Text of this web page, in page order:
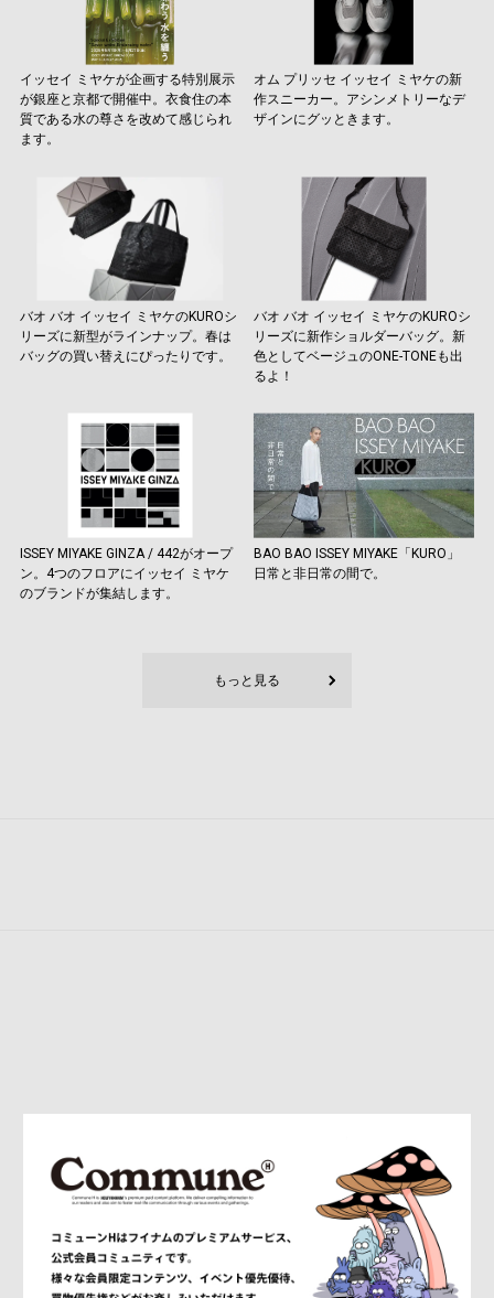
イッセイ ミヤケが企画する特別展示
が銀座と京都で開催中。衣食住の本
質である水の尊さを改めて感じられ
ます。
オム プリッセ イッセイ ミヤケの新
作スニーカー。アシンメトリーなデ
ザインにグッときます。
バオ バオ イッセイ ミヤケのKUROシ
リーズに新型がラインナップ。春は
バッグの買い替えにぴったりです。
バオ バオ イッセイ ミヤケのKUROシ
リーズに新作ショルダーバッグ。新
色としてベージュのONE-TONEも出
るよ！
ISSEY MIYAKE GINZA / 442がオープ
ン。4つのフロアにイッセイ ミヤケ
のブランドが集結します。
BAO BAO ISSEY MIYAKE「KURO」
日常と非日常の間で。
もっと見る